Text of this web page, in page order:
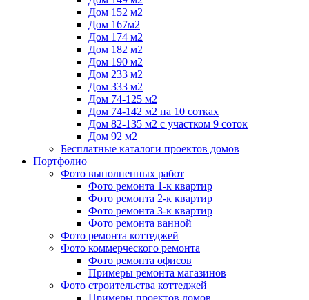
Дом 152 м2
Дом 167м2
Дом 174 м2
Дом 182 м2
Дом 190 м2
Дом 233 м2
Дом 333 м2
Дом 74-125 м2
Дом 74-142 м2 на 10 сотках
Дом 82-135 м2 с участком 9 соток
Дом 92 м2
Бесплатные каталоги проектов домов
Портфолио
Фото выполненных работ
Фото ремонта 1-к квартир
Фото ремонта 2-к квартир
Фото ремонта 3-к квартир
Фото ремонта ванной
Фото ремонта коттеджей
Фото коммерческого ремонта
Фото ремонта офисов
Примеры ремонта магазинов
Фото строительства коттеджей